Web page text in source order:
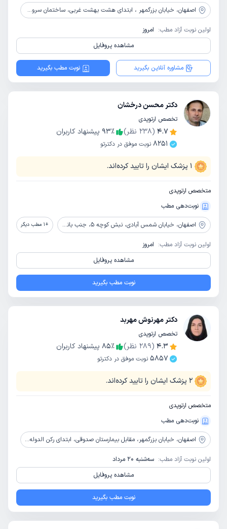
اصفهان، خیابان بزرگمهر ، ابتدای هشت بهشت غربی، ساختمان سروش ، طبقه 4
اولین نوبت آزاد مطب: امروز
مشاهده پروفایل
مشاوره آنلاین بگیرید نوبت مطب بگیرید
دکتر محسن درخشان
تخصص ارتوپدی
4.7
(
238 نظر) 93٪
پیشنهاد کاربران
8251 نوبت موفق در دکترتو
1 پزشک ایشان را تایید کرده‌اند.
متخصص ارتوپدی
نوبت‌دهی مطب
اصفهان، خیابان شمس آبادی، نبش کوچه 5، جنب بانک پاسارگاد، ساختمان هزاره، طبقه سوم، واحد 31 +
1 مطب دیگر
اولین نوبت آزاد مطب: امروز
مشاهده پروفایل
نوبت مطب بگیرید
دکتر مهرنوش مهربد
تخصص ارتوپدی
4.3
(
289 نظر) 85٪
پیشنهاد کاربران
5857 نوبت موفق در دکترتو
2 پزشک ایشان را تایید کرده‌اند.
متخصص ارتوپدی
نوبت‌دهی مطب
اصفهان، خیابان بزرگمهر، مقابل بیمارستان صدوقی، ابتدای رکن الدوله، سمت راست، طبقه اول
اولین نوبت آزاد مطب: سه‌شنبه 20 مرداد
مشاهده پروفایل
نوبت مطب بگیرید